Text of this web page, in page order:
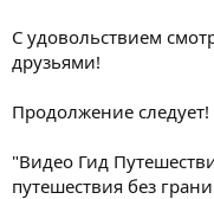
С удовольствием
друзьями!
Продолжение следует!
"Видео Гид
путешествия без